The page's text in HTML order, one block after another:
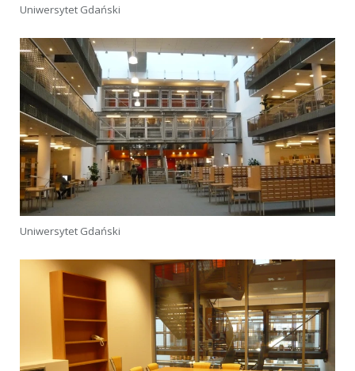
Uniwersytet Gdański
Uniwersytet Gdański